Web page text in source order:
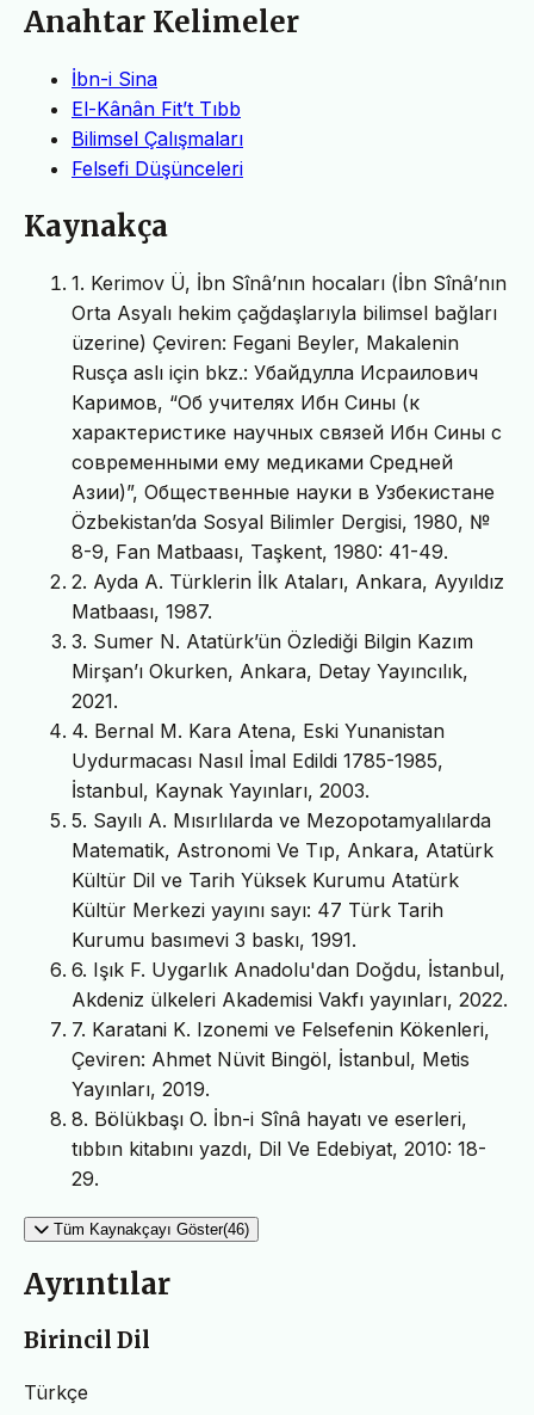
Anahtar Kelimeler
İbn-i Sina
El-Kânân Fit’t Tıbb
Bilimsel Çalışmaları
Felsefi Düşünceleri
Kaynakça
1. Kerimov Ü, İbn Sînâ’nın hocaları (İbn Sînâ’nın
Orta Asyalı hekim çağdaşlarıyla bilimsel bağları
üzerine) Çeviren: Fegani Beyler, Makalenin
Rusça aslı için bkz.: Убайдулла Исраилович
Каримов, “Об учителях Ибн Сины (к
характеристике научных связей Ибн Сины с
современными ему медиками Средней
Азии)”, Общественные науки в Узбекистане
Özbekistan’da Sosyal Bilimler Dergisi, 1980, №
8-9, Fan Matbaası, Taşkent, 1980: 41-49.
2. Ayda A. Türklerin İlk Ataları, Ankara, Ayyıldız
Matbaası, 1987.
3. Sumer N. Atatürk’ün Özlediği Bilgin Kazım
Mirşan’ı Okurken, Ankara, Detay Yayıncılık,
2021.
4. Bernal M. Kara Atena, Eski Yunanistan
Uydurmacası Nasıl İmal Edildi 1785-1985,
İstanbul, Kaynak Yayınları, 2003.
5. Sayılı A. Mısırlılarda ve Mezopotamyalılarda
Matematik, Astronomi Ve Tıp, Ankara, Atatürk
Kültür Dil ve Tarih Yüksek Kurumu Atatürk
Kültür Merkezi yayını sayı: 47 Türk Tarih
Kurumu basımevi 3 baskı, 1991.
6. Işık F. Uygarlık Anadolu'dan Doğdu, İstanbul,
Akdeniz ülkeleri Akademisi Vakfı yayınları, 2022.
7. Karatani K. Izonemi ve Felsefenin Kökenleri,
Çeviren: Ahmet Nüvit Bingöl, İstanbul, Metis
Yayınları, 2019.
8. Bölükbaşı O. İbn-i Sînâ hayatı ve eserleri,
tıbbın kitabını yazdı, Dil Ve Edebiyat, 2010: 18-
29.
Tüm Kaynakçayı Göster(46)
Ayrıntılar
Birincil Dil
Türkçe